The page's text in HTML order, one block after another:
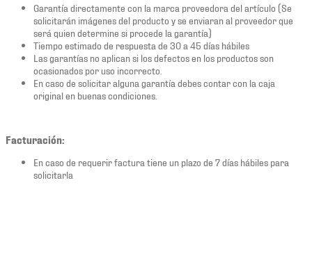
Garantía directamente con la marca proveedora del artículo (Se
solicitarán imágenes del producto y se enviaran al proveedor que
será quien determine si procede la garantía)
Tiempo estimado de respuesta de 30 a 45 días hábiles
Las garantías no aplican si los defectos en los productos son
ocasionados por uso incorrecto.
En caso de solicitar alguna garantía debes contar con la caja
original en buenas condiciones.
Facturación:
En caso de requerir factura tiene un plazo de 7 días hábiles para
solicitarla